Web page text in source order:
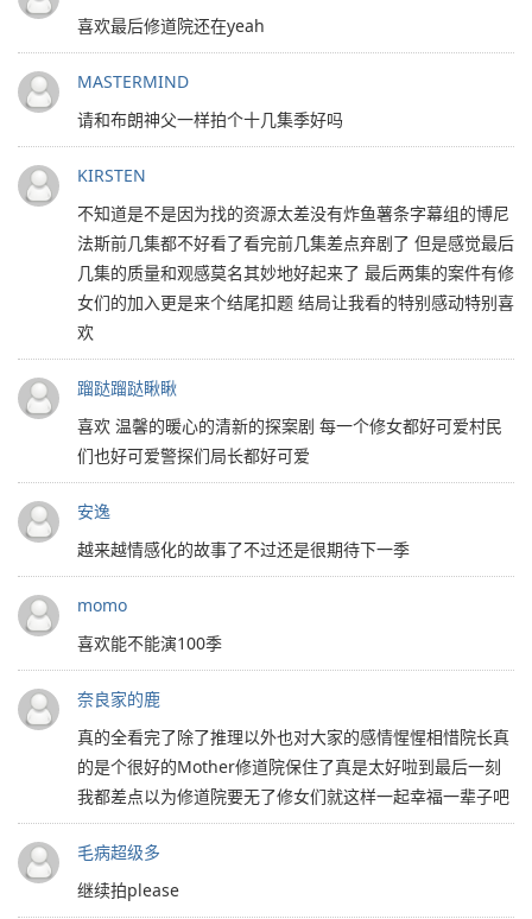
喜欢最后修道院还在yeah
MASTERMIND
请和布朗神父一样拍个十几集季好吗
KIRSTEN
不知道是不是因为找的资源太差没有炸鱼薯条字幕组的博尼
法斯前几集都不好看了看完前几集差点弃剧了 但是感觉最后
几集的质量和观感莫名其妙地好起来了 最后两集的案件有修
女们的加入更是来个结尾扣题 结局让我看的特别感动特别喜
欢
蹓跶蹓跶瞅瞅
喜欢 温馨的暖心的清新的探案剧 每一个修女都好可爱村民
们也好可爱警探们局长都好可爱
安逸
越来越情感化的故事了不过还是很期待下一季
momo
喜欢能不能演100季
奈良家的鹿
真的全看完了除了推理以外也对大家的感情惺惺相惜院长真
的是个很好的Mother修道院保住了真是太好啦到最后一刻
我都差点以为修道院要无了修女们就这样一起幸福一辈子吧
毛病超级多
继续拍please